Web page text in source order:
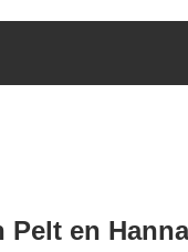
Pelt en